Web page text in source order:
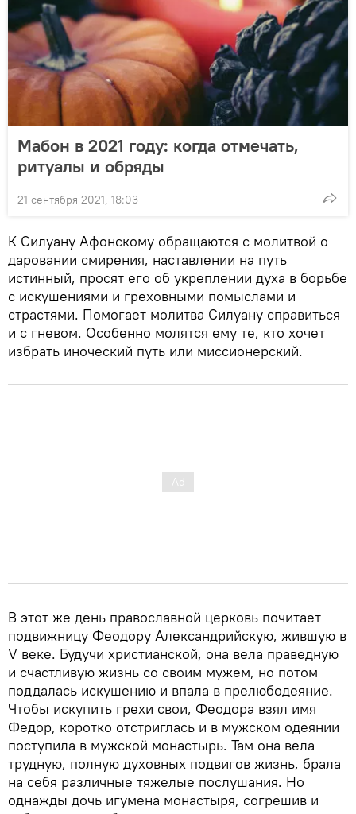
Мабон в 2021 году: когда отмечать,
ритуалы и обряды
21 сентября 2021, 18:03
К Силуану Афонскому обращаются с молитвой о
даровании смирения, наставлении на путь
истинный, просят его об укреплении духа в борьбе
с искушениями и греховными помыслами и
страстями. Помогает молитва Силуану справиться
и с гневом. Особенно молятся ему те, кто хочет
избрать иноческий путь или миссионерский.
В этот же день православной церковь почитает
подвижницу Феодору Александрийскую, жившую в
V веке. Будучи христианской, она вела праведную
и счастливую жизнь со своим мужем, но потом
поддалась искушению и впала в прелюбодеяние.
Чтобы искупить грехи свои, Феодора взял имя
Федор, коротко отстриглась и в мужском одеянии
поступила в мужской монастырь. Там она вела
трудную, полную духовных подвигов жизнь, брала
на себя различные тяжелые послушания. Но
однажды дочь игумена монастыря, согрешив и